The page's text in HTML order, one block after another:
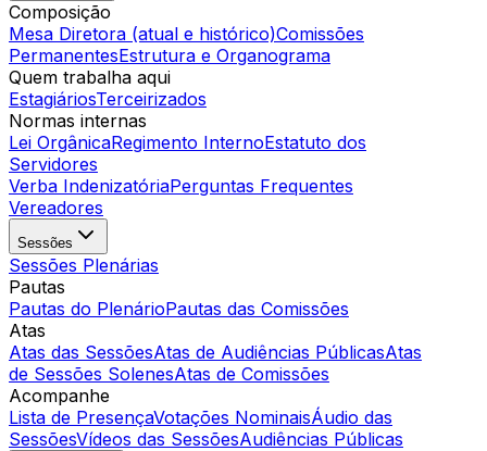
Composição
Mesa Diretora (atual e histórico)Comissões
PermanentesEstrutura e Organograma
Quem trabalha aqui
EstagiáriosTerceirizados
Normas internas
Lei OrgânicaRegimento InternoEstatuto dos
Servidores
Verba IndenizatóriaPerguntas Frequentes
Vereadores
Sessões
Sessões Plenárias
Pautas
Pautas do PlenárioPautas das Comissões
Atas
Atas das SessõesAtas de Audiências PúblicasAtas
de Sessões SolenesAtas de Comissões
Acompanhe
Lista de PresençaVotações NominaisÁudio das
SessõesVídeos das SessõesAudiências Públicas